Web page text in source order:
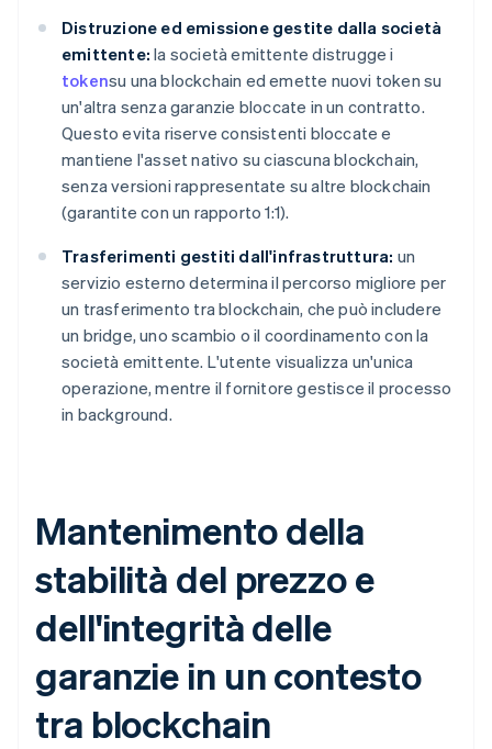
Distruzione ed emissione gestite dalla società
emittente: la società emittente distrugge i
tokensu una blockchain ed emette nuovi token su
un'altra senza garanzie bloccate in un contratto.
Questo evita riserve consistenti bloccate e
mantiene l'asset nativo su ciascuna blockchain,
senza versioni rappresentate su altre blockchain
(garantite con un rapporto 1:1).
Trasferimenti gestiti dall'infrastruttura: un
servizio esterno determina il percorso migliore per
un trasferimento tra blockchain, che può includere
un bridge, uno scambio o il coordinamento con la
società emittente. L'utente visualizza un'unica
operazione, mentre il fornitore gestisce il processo
in background.
Mantenimento della
stabilità del prezzo e
dell'integrità delle
garanzie in un contesto
tra blockchain